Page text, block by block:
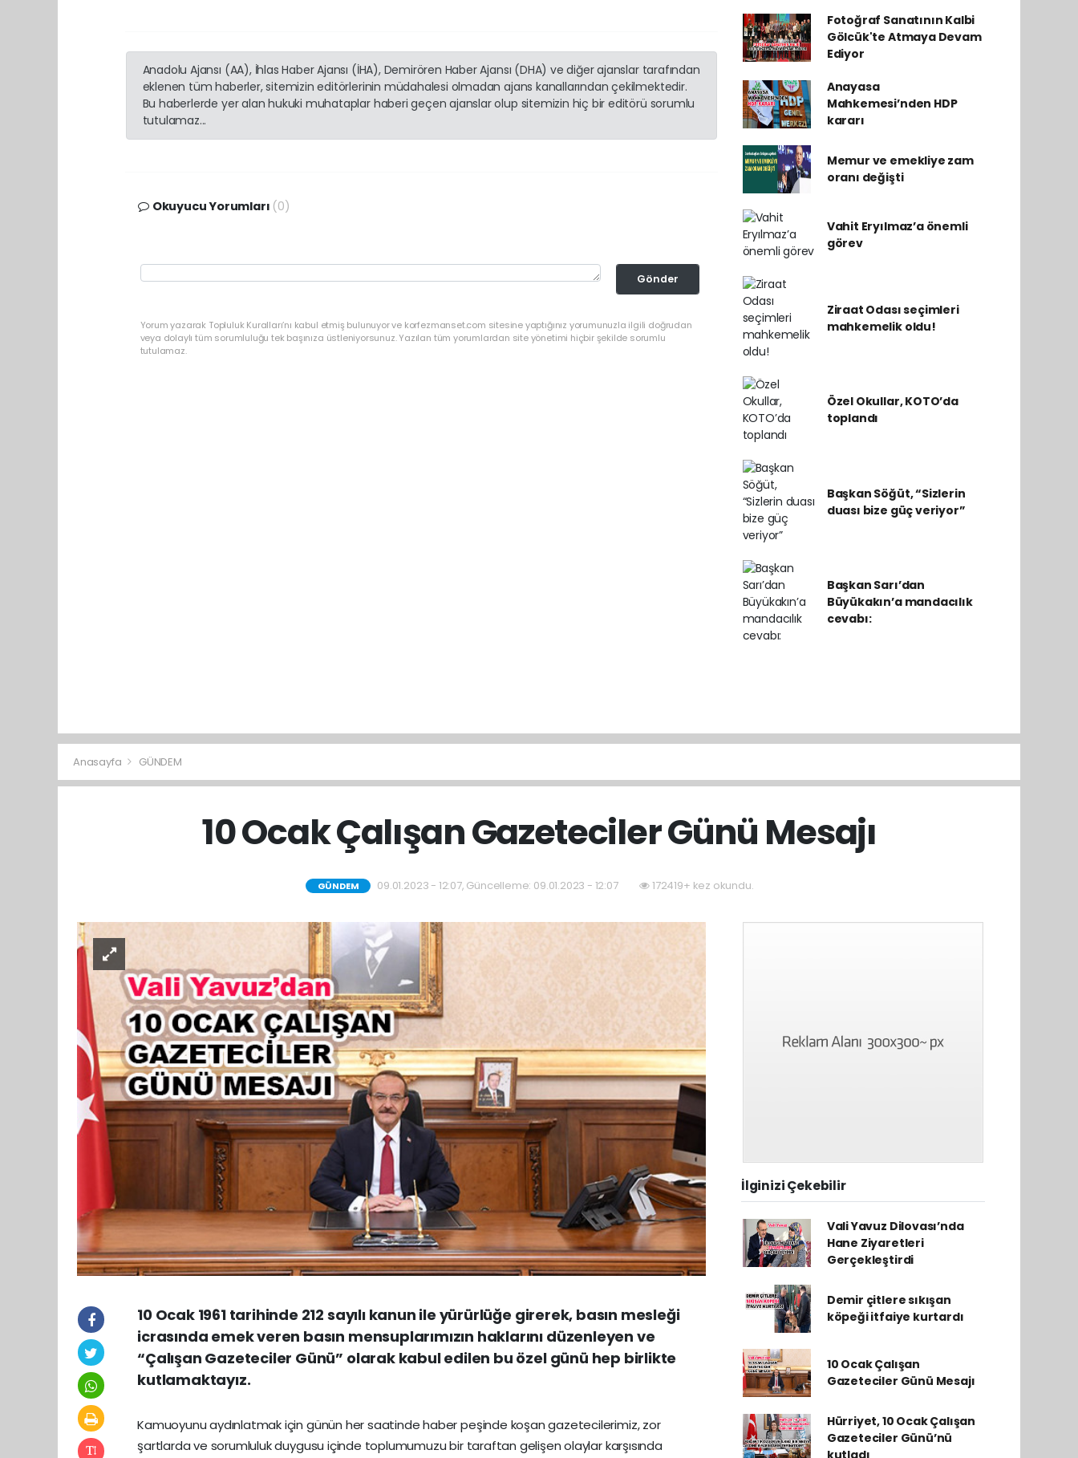
Anadolu Ajansı (AA), İhlas Haber Ajansı (İHA), Demirören Haber Ajansı (DHA) ve diğer ajanslar tarafından
eklenen tüm haberler, sitemizin editörlerinin müdahalesi olmadan ajans kanallarından çekilmektedir.
Bu haberlerde yer alan hukuki muhataplar haberi geçen ajanslar olup sitemizin hiç bir editörü sorumlu
tutulamaz...
Okuyucu Yorumları (0)
Gönder
Yorum yazarak Topluluk Kuralları’nı kabul etmiş bulunuyor ve korfezmanset.com sitesine yaptığınız yorumunuzla ilgili doğrudan
veya dolaylı tüm sorumluluğu tek başınıza üstleniyorsunuz. Yazılan tüm yorumlardan site yönetimi hiçbir şekilde sorumlu
tutulamaz.
Fotoğraf Sanatının Kalbi
Gölcük'te Atmaya Devam
Ediyor
Anayasa
Mahkemesi’nden HDP
kararı
Memur ve emekliye zam
oranı değişti
Vahit Eryılmaz’a önemli
görev
Ziraat Odası seçimleri
mahkemelik oldu!
Özel Okullar, KOTO’da
toplandı
Başkan Söğüt, “Sizlerin
duası bize güç veriyor”
Başkan Sarı’dan
Büyükakın’a mandacılık
cevabı:
Anasayfa GÜNDEM
10 Ocak Çalışan Gazeteciler Günü Mesajı
GÜNDEM 09.01.2023 - 12:07, Güncelleme: 09.01.2023 - 12:07 172419+ kez okundu.
10 Ocak 1961 tarihinde 212 sayılı kanun ile yürürlüğe girerek, basın mesleği
icrasında emek veren basın mensuplarımızın haklarını düzenleyen ve
“Çalışan Gazeteciler Günü” olarak kabul edilen bu özel günü hep birlikte
kutlamaktayız.
Kamuoyunu aydınlatmak için günün her saatinde haber peşinde koşan gazetecilerimiz, zor
şartlarda ve sorumluluk duygusu içinde toplumumuzu bir taraftan gelişen olaylar karşısında
İlginizi Çekebilir
Vali Yavuz Dilovası’nda
Hane Ziyaretleri
Gerçekleştirdi
Demir çitlere sıkışan
köpeği itfaiye kurtardı
10 Ocak Çalışan
Gazeteciler Günü Mesajı
Hürriyet, 10 Ocak Çalışan
Gazeteciler Günü’nü
kutladı